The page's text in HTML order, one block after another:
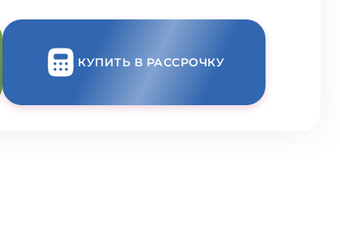
КУПИТЬ В РАССРОЧКУ